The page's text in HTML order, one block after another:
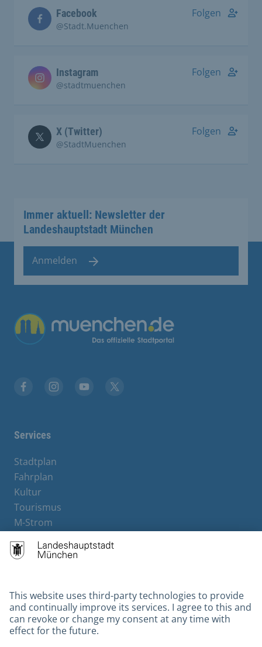
Facebook
@Stadt.Muenchen
Folgen
Instagram
@stadtmuenchen
Folgen
X (Twitter)
@StadtMuenchen
Folgen
Immer aktuell: Newsletter der
Landeshauptstadt München
Anmelden
Übergreifende Links
Services
Stadtplan
Fahrplan
Kultur
Tourismus
M-Strom
Hotels
Contact
Barrierefreiheit
Leichte Sprache